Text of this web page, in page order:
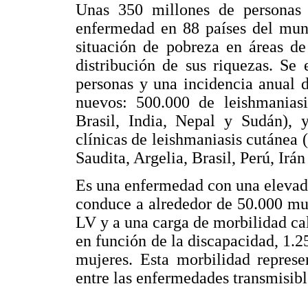
Unas 350 millones de
enfermedad en 88 países del
situación de pobreza en áreas
distribución de sus riquezas.
personas y una incidencia anual
nuevos: 500.000 de
Brasil, India, Nepal y Sudán),
clínicas de leishmaniasis
Saudita, Argelia, Brasil, Perú,
Es una enfermedad con una
conduce a alrededor de 50.000
LV y a una carga de morbilidad
en función de la discapacidad,
mujeres. Esta morbilidad
entre las enfermedades